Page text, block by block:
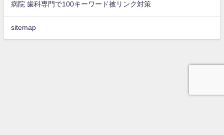
病院 歯科専門で100キーワード被リンク対策
sitemap